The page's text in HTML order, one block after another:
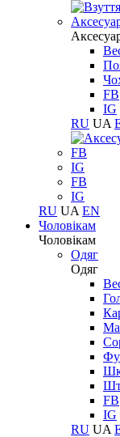
FB
IG
RU UA
FB
IG
FB
IG
RU UA EN
Чоловікам
Чоловікам
Одяг
Одяг
FB
IG
RU UA